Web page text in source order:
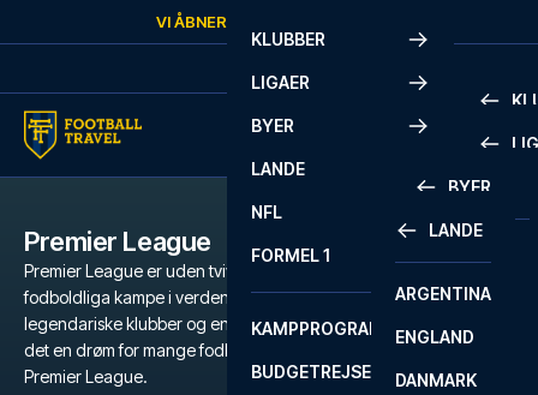
VI ÅBNER IGEN
KLUBBER
LIGAER
SERIE A
BYER
BYER
LISSABON
LIVERPOOL
LONDON
LANDE
LANDE
ARGENTINA
ENGLAND
DANMARK
NFL
FORMEL 1
KAMPPROGRAM
BUDGETREJSER
Premier League
Premier League er uden tvivl de mest populære og intense
fodboldliga kampe i verden. Med et væld af verdensstjerner,
legendariske klubber og en atmosfære der er svær at matche, er
det en drøm for mange fodboldfans at få fingrene i billetter til
Premier League.